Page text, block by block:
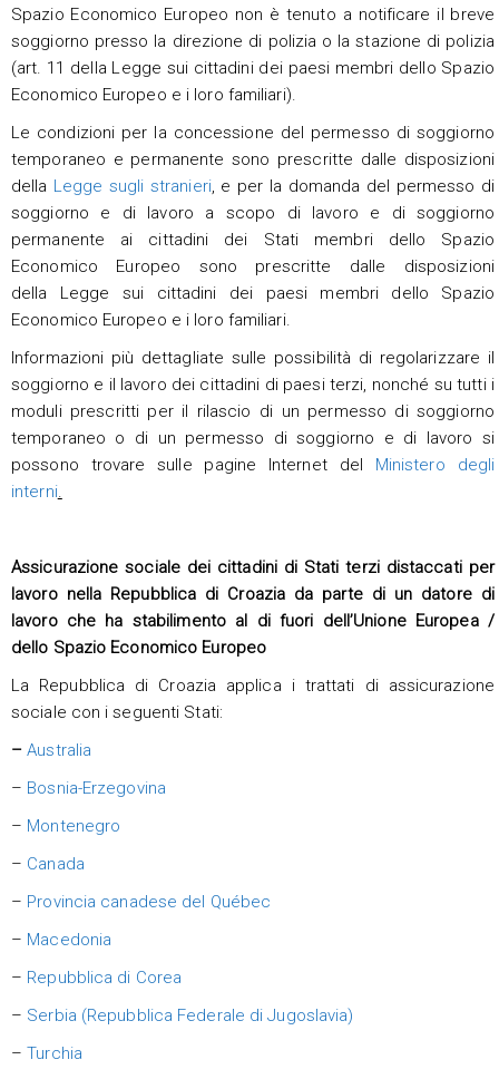
Spazio Economico Europeo non è tenuto a notificare il breve
soggiorno presso la direzione di polizia o la stazione di polizia
(art. 11 della Legge sui cittadini dei paesi membri dello Spazio
Economico Europeo e i loro familiari).
Le condizioni per la concessione del permesso di soggiorno
temporaneo e permanente sono prescritte dalle disposizioni
della Legge sugli stranieri, e per la domanda del permesso di
soggiorno e di lavoro a scopo di lavoro e di soggiorno
permanente ai cittadini dei Stati membri dello Spazio
Economico Europeo sono prescritte dalle disposizioni
della Legge sui cittadini dei paesi membri dello Spazio
Economico Europeo e i loro familiari.
Informazioni più dettagliate sulle possibilità di regolarizzare il
soggiorno e il lavoro dei cittadini di paesi terzi, nonché su tutti i
moduli prescritti per il rilascio di un permesso di soggiorno
temporaneo o di un permesso di soggiorno e di lavoro si
possono trovare sulle pagine Internet del Ministero degli
interni.
Assicurazione sociale dei cittadini di Stati terzi distaccati per
lavoro nella Repubblica di Croazia da parte di un datore di
lavoro che ha stabilimento al di fuori dell’Unione Europea /
dello Spazio Economico Europeo
La Repubblica di Croazia applica i trattati di assicurazione
sociale con i seguenti Stati:
–Australia
– Bosnia-Erzegovina
– Montenegro
– Canada
– Provincia canadese del Québec
– Macedonia
– Repubblica di Corea
– Serbia (Repubblica Federale di Jugoslavia)
–Turchia